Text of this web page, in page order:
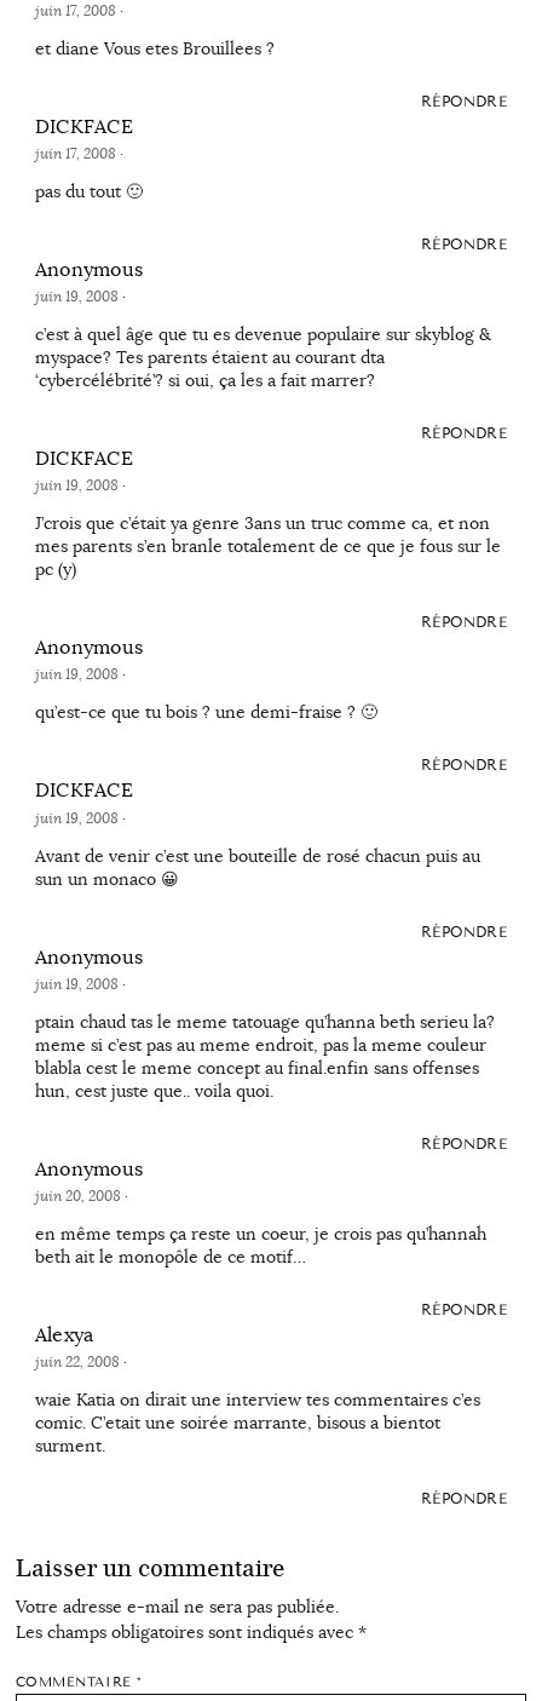
juin 17, 2008 ·
et diane Vous etes Brouillees ?
RÉPONDRE
DICKFACE
juin 17, 2008 ·
pas du tout 🙂
RÉPONDRE
Anonymous
juin 19, 2008 ·
c’est à quel âge que tu es devenue populaire sur skyblog &
myspace? Tes parents étaient au courant dta
‘cybercélébrité’? si oui, ça les a fait marrer?
RÉPONDRE
DICKFACE
juin 19, 2008 ·
J’crois que c’était ya genre 3ans un truc comme ca, et non
mes parents s’en branle totalement de ce que je fous sur le
pc (y)
RÉPONDRE
Anonymous
juin 19, 2008 ·
qu’est-ce que tu bois ? une demi-fraise ? 🙂
RÉPONDRE
DICKFACE
juin 19, 2008 ·
Avant de venir c’est une bouteille de rosé chacun puis au
sun un monaco 😀
RÉPONDRE
Anonymous
juin 19, 2008 ·
ptain chaud tas le meme tatouage qu’hanna beth serieu la?
meme si c’est pas au meme endroit, pas la meme couleur
blabla cest le meme concept au final.enfin sans offenses
hun, cest juste que.. voila quoi.
RÉPONDRE
Anonymous
juin 20, 2008 ·
en même temps ça reste un coeur, je crois pas qu’hannah
beth ait le monopôle de ce motif…
RÉPONDRE
Alexya
juin 22, 2008 ·
waie Katia on dirait une interview tes commentaires c’es
comic. C’etait une soirée marrante, bisous a bientot
surment.
RÉPONDRE
Laisser un commentaire
Votre adresse e-mail ne sera pas publiée.
Les champs obligatoires sont indiqués avec *
COMMENTAIRE*